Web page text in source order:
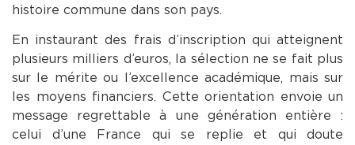
histoire commune dans son pays.
En instaurant des frais d’inscription qui atteignent
plusieurs milliers d’euros, la sélection ne se fait plus
sur le mérite ou l’excellence académique, mais sur
les moyens financiers. Cette orientation envoie un
message regrettable à une génération entière :
celui d’une France qui se replie et qui doute